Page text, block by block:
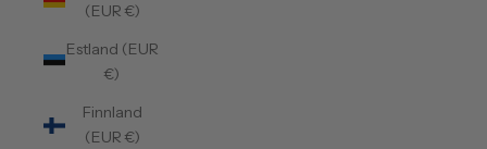
(EUR €)
Estland (EUR
€)
Finnland
(EUR €)